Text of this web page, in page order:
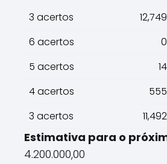
3 acertos
12,749
6 acertos
0
5 acertos
14
4 acertos
555
3 acertos
11,492
Estimativa para o
4.200.000,00